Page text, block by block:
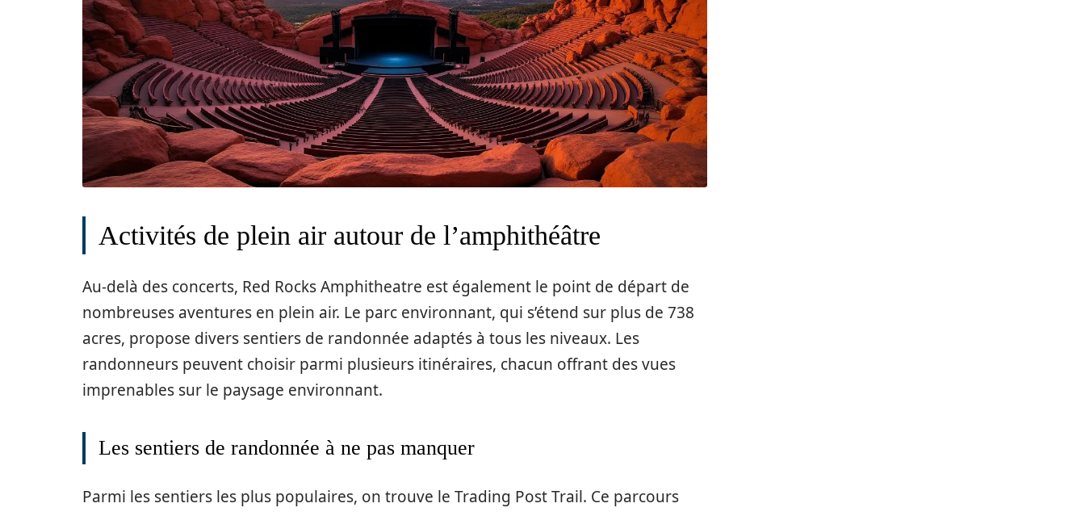
Activités de plein air autour de l’amphithéâtre
Au-delà des concerts, Red Rocks Amphitheatre est également le point de départ de
nombreuses aventures en plein air. Le parc environnant, qui s’étend sur plus de 738
acres, propose divers sentiers de randonnée adaptés à tous les niveaux. Les
randonneurs peuvent choisir parmi plusieurs itinéraires, chacun offrant des vues
imprenables sur le paysage environnant.
Les sentiers de randonnée à ne pas manquer
Parmi les sentiers les plus populaires, on trouve le Trading Post Trail. Ce parcours